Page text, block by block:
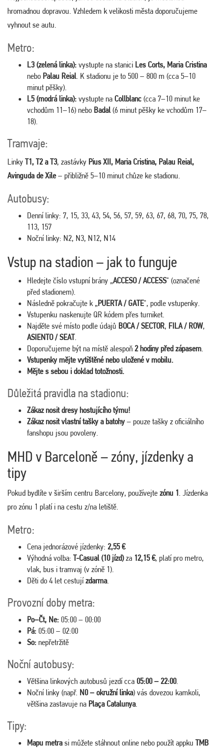
hromadnou dopravou. Vzhledem k velikosti města doporučujeme
vyhnout se autu.
Metro:
L3 (zelená linka): vystupte na stanici Les Corts, Maria Cristina
nebo Palau Reial. K stadionu je to 500 – 800 m (cca 5–10
minut pěšky).
L5 (modrá linka): vystupte na Collblanc (cca 7–10 minut ke
vchodům 11–16) nebo Badal(6 minut pěšky ke vchodům 17–
18).
Tramvaje:
Linky T1, T2 a T3, zastávky Pius XII, Maria Cristina, Palau Reial,
Avinguda de Xile– přibližně 5–10 minut chůze ke stadionu.
Autobusy:
Denní linky: 7, 15, 33, 43, 54, 56, 57, 59, 63, 67, 68, 70, 75, 78,
113, 157
Noční linky: N2, N3, N12, N14
Vstup na stadion – jak to funguje
Hledejte číslo vstupní brány „ACCESO / ACCESS" (označené
před stadionem).
Následně pokračujte k „PUERTA / GATE", podle vstupenky.
Vstupenku naskenujte QR kódem přes turniket.
Najděte své místo podle údajů BOCA / SECTOR, FILA / ROW,
ASIENTO / SEAT.
Doporučujeme být na místě alespoň 2 hodiny před zápasem.
Vstupenky mějte vytištěné nebo uložené v mobilu.
Mějte s sebou i doklad totožnosti.
Důležitá pravidla na stadionu:
Zákaz nosit dresy hostujícího týmu!
Zákaz nosit vlastní tašky a batohy– pouze tašky z oficiálního
fanshopu jsou povoleny.
MHD v Barceloně – zóny, jízdenky a
tipy
Pokud bydlíte v širším centru Barcelony, používejte zónu 1. Jízdenka
pro zónu 1 platí i na cestu z/na letiště.
Metro:
Cena jednorázové jízdenky: 2,55 €
Výhodná volba: T-Casual (10 jízd)za 12,15 €, platí pro metro,
vlak, bus i tramvaj (v zóně 1).
Děti do 4 let cestujízdarma.
Provozní doby metra:
Po–Čt, Ne: 05:00 – 00:00
Pá: 05:00 – 02:00
So: nepřetržitě
Noční autobusy:
Většina linkových autobusů jezdí cca 05:00 – 22:00.
Noční linky (např. N0 – okružní linka) vás dovezou kamkoli,
většina zastavuje na Plaça Catalunya.
Tipy:
Mapu metrasi můžete stáhnout online nebo použít appku TMB